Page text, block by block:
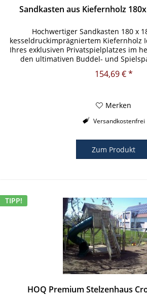
Sandkasten aus Kiefernholz
Hochwertiger Sandkasten 180 x
kesseldruckimprägniertem Kiefernholz
Ihres exklusiven Privatspielplatzes im
den ultimativen Buddel- und
EXTREM stabile...
154,69 € *
Merken
Versandkostenfrei
Zum Produkt
TIPP!
HOQ Premium Stelzenhaus